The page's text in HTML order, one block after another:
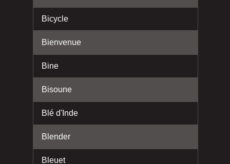
Bicycle
Bienvenue
Bine
Bisoune
Blé d'Inde
Blender
Bleuet